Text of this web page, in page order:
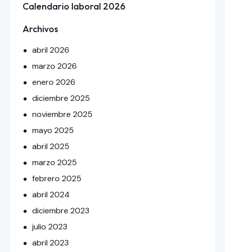
Calendario laboral 2026
Archivos
abril2026
marzo2026
enero2026
diciembre2025
noviembre2025
mayo2025
abril2025
marzo2025
febrero2025
abril2024
diciembre2023
julio2023
abril2023